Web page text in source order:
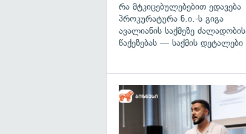
რა მტკიცებულებებით ედავება
პროკურატურა ნ.ი.-ს გიგა
ავალიანის საქმეზე ძალადობის
წაქეზებას — საქმის დეტალები